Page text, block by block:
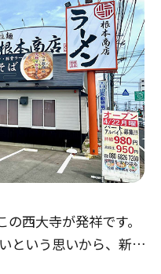
西大寺が発祥です。
という思いから、新た